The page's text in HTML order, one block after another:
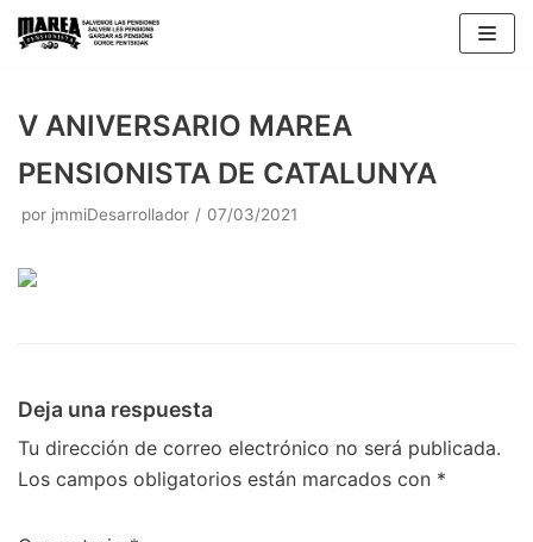
Saltar
V ANIVERSARIO MAREA
PENSIONISTA DE CATALUNYA
por jmmiDesarrollador 07/03/2021
Deja una respuesta
Tu dirección de correo electrónico no será publicada.
Los campos obligatorios están marcados con *